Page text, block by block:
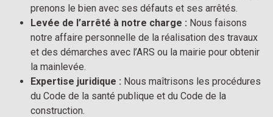
prenons le bien avec ses défauts et ses arrêtés.
Levée de l’arrêté à notre charge : Nous faisons
notre affaire personnelle de la réalisation des travaux
et des démarches avec l’ARS ou la mairie pour obtenir
la mainlevée.
Expertise juridique : Nous maîtrisons les procédures
du Code de la santé publique et du Code de la
construction.